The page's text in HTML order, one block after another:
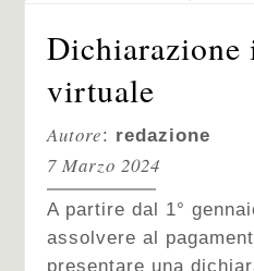
Dichiarazione
virtuale
Autore: redazione
7 Marzo 2024
A partire dal 1°
assolvere al
presentare una